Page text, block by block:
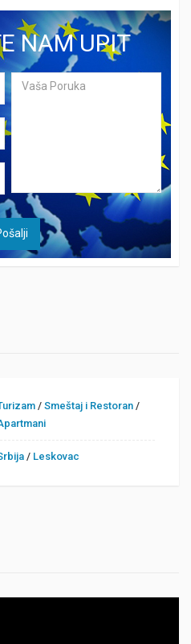
NAM UPIT
/Smeštaj i Restoran /
/ Leskovac